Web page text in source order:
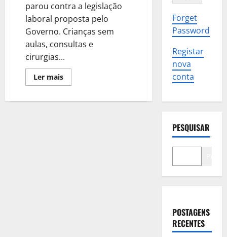
parou contra a legislação
laboral proposta pelo
Governo. Crianças sem
aulas, consultas e
cirurgias...
Ler maisLeia
mais
saúde
Forget
Password
Registar
nova
conta
PESQUISAR
POSTAGENS
RECENTES